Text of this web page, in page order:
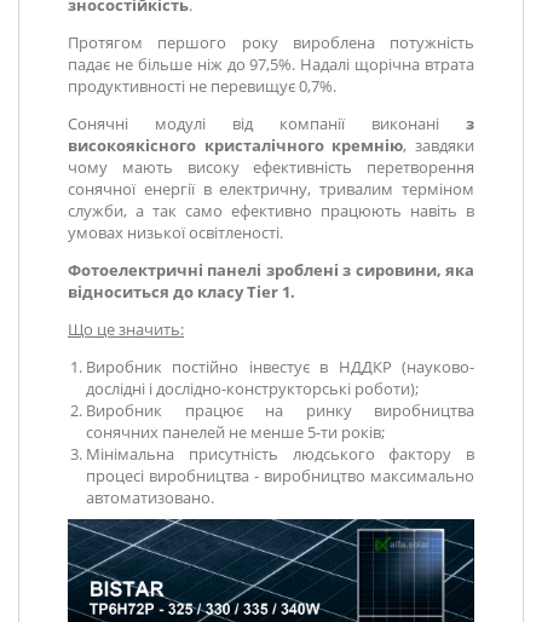
зносостійкість.
Протягом першого року вироблена потужність
падає не більше ніж до 97,5%. Надалі щорічна втрата
продуктивності не перевищує 0,7%.
Сонячні модулі від компанії виконані з
високоякісного кристалічного кремнію, завдяки
чому мають високу ефективність перетворення
сонячної енергії в електричну, тривалим терміном
служби, а так само ефективно працюють навіть в
умовах низької освітленості.
Фотоелектричні панелі зроблені з сировини, яка
відноситься до класу Tier 1.
Що це значить:
Виробник постійно інвестує в НДДКР (науково-
дослідні і дослідно-конструкторські роботи);
Виробник працює на ринку виробництва
сонячних панелей не менше 5-ти років;
Мінімальна присутність людського фактору в
процесі виробництва - виробництво максимально
автоматизовано.